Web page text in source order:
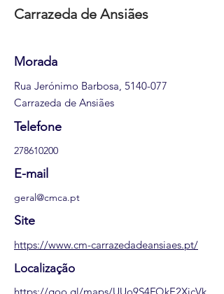
Carrazeda de Ansiães
Morada
Rua Jerónimo Barbosa, 5140-077
Carrazeda de Ansiães
Telefone
278610200
E-mail
geral@cmca.pt
Site
https://www.cm-carrazedadeansiaes.pt/
Localização